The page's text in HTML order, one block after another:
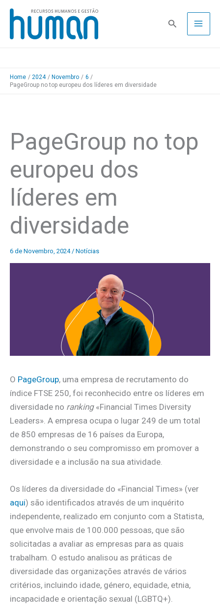
Skip
content
Pesquisa
Home 2024 Novembro
6
PageGroup no top europeu dos líderes em diversidade
PageGroup no top
europeu dos
líderes em
diversidade
6 de Novembro, 2024 / Notícias
O PageGroup, uma empresa de recrutamento do
índice FTSE 250, foi reconhecido entre os líderes em
diversidade no ranking«Financial Times Diversity
Leaders». A empresa ocupa o lugar 249 de um total
de 850 empresas de 16 países da Europa,
demonstrando o seu compromisso em promover a
diversidade e a inclusão na sua atividade.
Os líderes da diversidade do «Financial Times» (ver
aqui) são identificados através de um inquérito
independente, realizado em conjunto com a Statista,
que envolve mais de 100.000 pessoas, que são
solicitadas a avaliar as empresas para as quais
trabalham. O estudo analisou as práticas de
diversidade das organizações através de vários
critérios, incluindo idade, género, equidade, etnia,
incapacidade e orientação sexual (LGBTQ+).